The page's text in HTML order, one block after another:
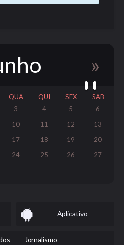
»
QUA QUI SEX
SAB
3 4 5
6
10 11 12
13
17 18 19
20
24 25 26
27
Aplicativo
Jornalismo